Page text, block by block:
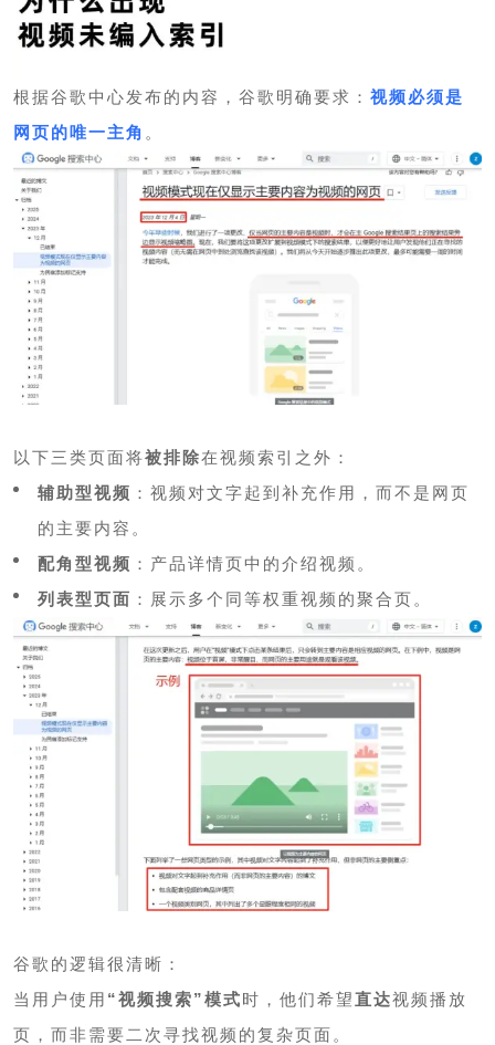
根据谷歌中心发布的内容，谷歌明确要求： 视频必须是
网页的唯一主角 。
以下三类页面将被排除在视频索引之外：
辅助型视频 ：视频对文字起到补充作用，而不是网页
的主要内容。
配角型视频 ：产品详情页中的介绍视频。
列表型页面 ：展示多个同等权重视频的聚合页。
谷歌的逻辑很清晰：
当用户使用 “视频搜索”模式时，他们希望直达视频播放
页，而非需要二次寻找视频的复杂页面。